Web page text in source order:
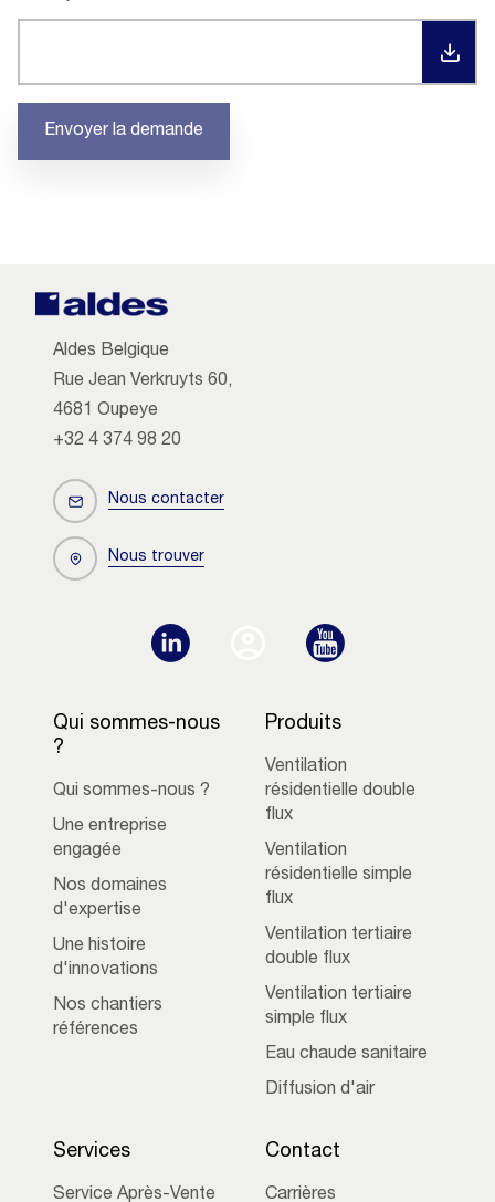
Envoyer la demande
Aldes Belgique
Rue Jean Verkruyts 60,
4681 Oupeye
+32 4 374 98 20
Nous contacter
Nous trouver
Qui sommes-nous
?
Qui sommes-nous ?
Une entreprise
engagée
Nos domaines
d'expertise
Une histoire
d'innovations
Nos chantiers
références
Produits
Ventilation
résidentielle double
flux
Ventilation
résidentielle simple
flux
Ventilation tertiaire
double flux
Ventilation tertiaire
simple flux
Eau chaude sanitaire
Diffusion d'air
Services
Service Après-Vente
Contact
Carrières